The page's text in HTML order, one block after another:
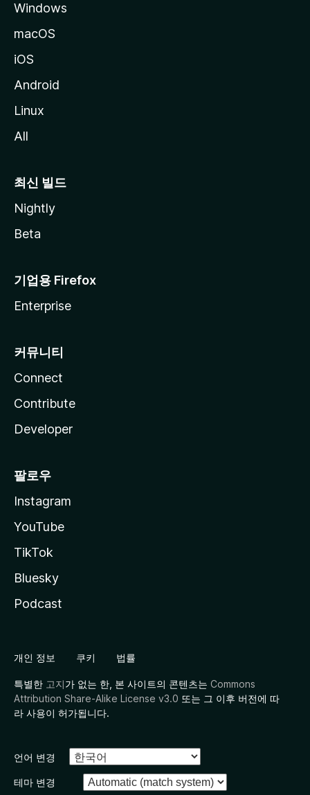
Windows
macOS
iOS
Android
Linux
All
최신 빌드
Nightly
Beta
기업용 Firefox
Enterprise
커뮤니티
Connect
Contribute
Developer
팔로우
Instagram
YouTube
TikTok
Bluesky
Podcast
개인 정보 쿠키 법률
특별한 고지가 없는 한, 본 사이트의 콘텐츠는 Commons
Attribution Share-Alike License v3.0 또는 그 이후 버전에 따
라 사용이 허가됩니다.
언어 변경
테마 변경